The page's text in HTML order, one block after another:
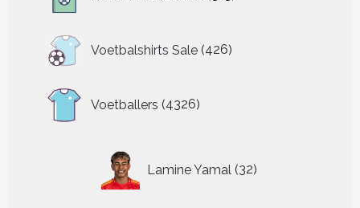
producten
Voetbalshirts Sale 426
426
producten
Voetballers 4326
producten
Lamine Yamal 32
producten